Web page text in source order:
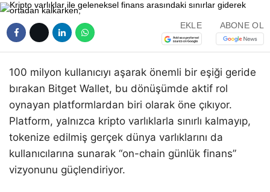
EKLE ABONE OL
100 milyon kullanıcıyı aşarak önemli bir eşiği geride
bırakan Bitget Wallet, bu dönüşümde aktif rol
oynayan platformlardan biri olarak öne çıkıyor.
Platform, yalnızca kripto varlıklarla sınırlı kalmayıp,
tokenize edilmiş gerçek dünya varlıklarını da
kullanıcılarına sunarak “on-chain günlük finans”
vizyonunu güçlendiriyor.